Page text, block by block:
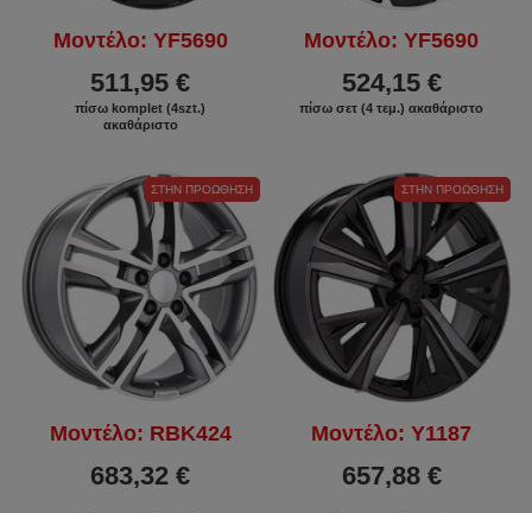
Μοντέλο: YF5690
511,95 €
πίσω komplet (4szt.)
ακαθάριστο
Μοντέλο: YF5690
524,15 €
πίσω σετ (4 τεμ.) ακαθάριστο
ΣΤΗΝ ΠΡΟΏΘΗΣΗ
Μοντέλο: RBK424
683,32 €
ΣΤΗΝ ΠΡΟΏΘΗΣΗ
Μοντέλο: Y1187
657,88 €